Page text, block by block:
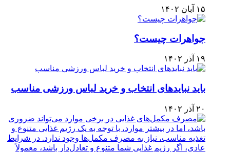
۱۵ آبان ۱۴۰۲
جواهرات چیست؟
۱۹ آذر ۱۴۰۲
باید نبایدهای انتخاب و خرید لباس ورزشی مناسب
۲۰ آذر ۱۴۰۲